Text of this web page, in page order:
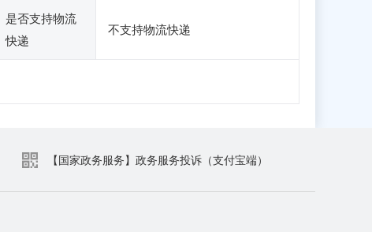
是否支持物流
快递
不支持物流快递
【国家政务服务】政务服务投诉（支付宝端）